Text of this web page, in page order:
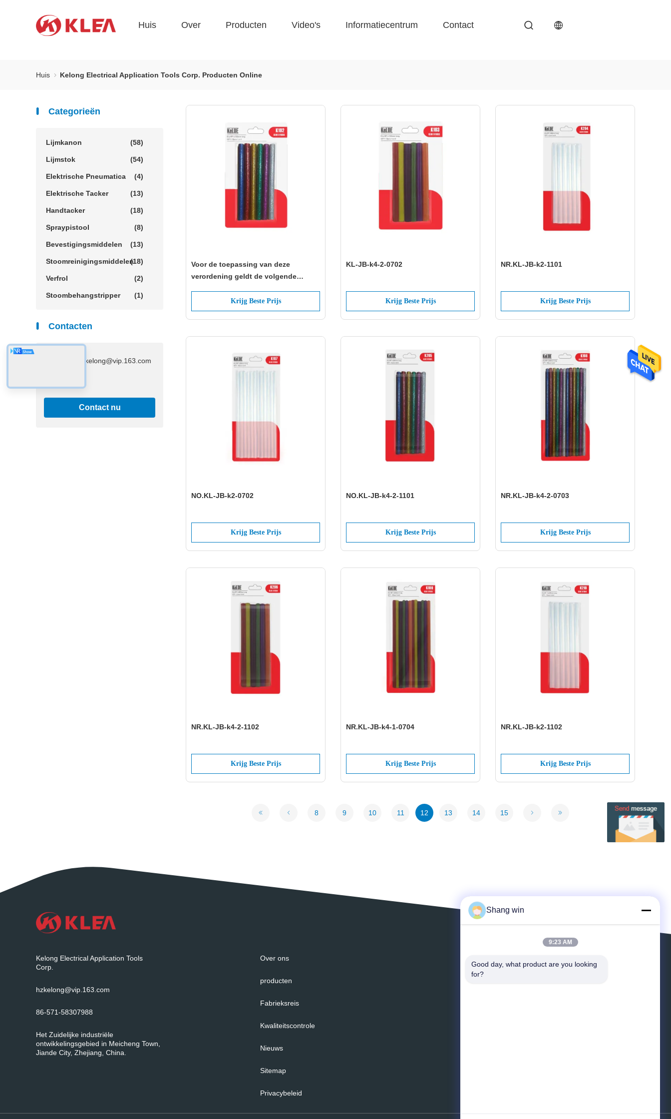
Huis Over Producten Video's Informatiecentrum Contact
Huis Kelong Electrical Application Tools Corp. Producten Online
Categorieën
Lijmkanon (58)
Lijmstok (54)
Elektrische Pneumatica (4)
Elektrische Tacker (13)
Handtacker (18)
Spraypistool (8)
Bevestigingsmiddelen (13)
Stoomreinigingsmiddelen(18)
Verfrol (2)
Stoombehangstripper (1)
Contacten
hzkelong@vip.163.com
Contact nu
Voor de toepassing van deze
verordening geldt de volgende
Krijg Beste Prijs
KL-JB-k4-2-0702
Krijg Beste Prijs
NR.KL-JB-k2-1101
Krijg Beste Prijs
NO.KL-JB-k2-0702
Krijg Beste Prijs
NO.KL-JB-k4-2-1101
Krijg Beste Prijs
NR.KL-JB-k4-2-0703
Krijg Beste Prijs
NR.KL-JB-k4-2-1102
Krijg Beste Prijs
NR.KL-JB-k4-1-0704
Krijg Beste Prijs
NR.KL-JB-k2-1102
Krijg Beste Prijs
8 9 10 11 12 13 14 15
Kelong Electrical Application Tools
Corp.
hzkelong@vip.163.com
86-571-58307988
Het Zuidelijke industriële
ontwikkelingsgebied in Meicheng Town,
Jiande City, Zhejiang, China.
Over ons
producten
Fabrieksreis
Kwaliteitscontrole
Nieuws
Sitemap
Privacybeleid
Shang win
9:23 AM
Good day, what product are you looking
for?